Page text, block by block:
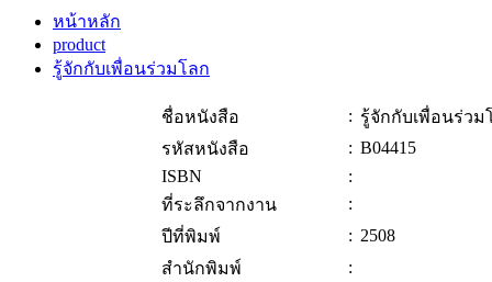
หน้าหลัก
product
รู้จักกับเพื่อนร่วมโลก
ชื่อหนังสือ : รู้จักกับเพื่อนร่วม
รหัสหนังสือ
: B04415
ISBN
:
ที่ระลึกจากงาน
:
ปีที่พิมพ์
: 2508
สำนักพิมพ์
: